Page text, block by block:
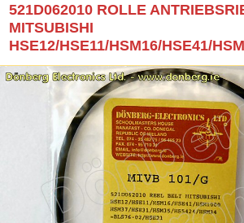
521D062010 ROLLE
MITSUBISHI
HSE12/HSE11/HSM16/HSE41/